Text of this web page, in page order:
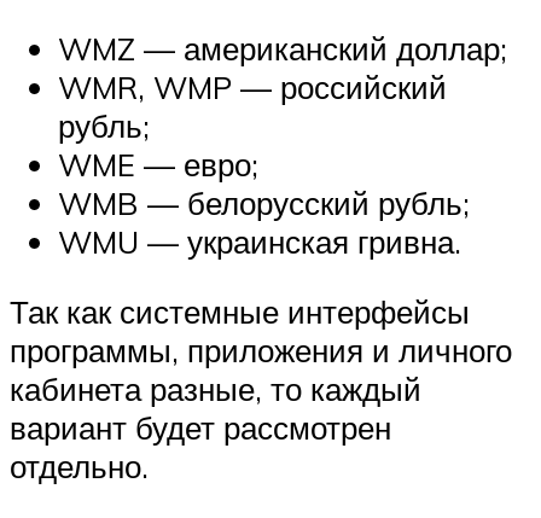
WMZ — американский доллар;
WMR, WMP — российский
рубль;
WME — евро;
WMB — белорусский рубль;
WMU — украинская гривна.
Так как системные интерфейсы
программы, приложения и личного
кабинета разные, то каждый
вариант будет рассмотрен
отдельно.